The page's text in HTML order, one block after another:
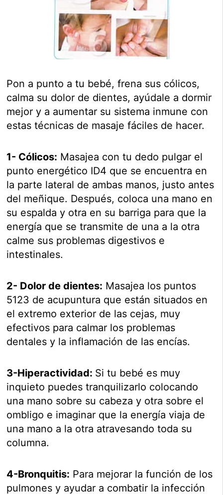
Pon a punto a tu bebé, frena sus cólicos,
calma su dolor de dientes, ayúdale a dormir
mejor y a aumentar su sistema inmune con
estas técnicas de masaje fáciles de hacer.
1- Cólicos: Masajea con tu dedo pulgar el
punto energético ID4 que se encuentra en
la parte lateral de ambas manos, justo antes
del meñique. Después, coloca una mano en
su espalda y otra en su barriga para que la
energía que se transmite de una a la otra
calme sus problemas digestivos e
intestinales.
2- Dolor de dientes: Masajea los puntos
5123 de acupuntura que están situados en
el extremo exterior de las cejas, muy
efectivos para calmar los problemas
dentales y la inflamación de las encías.
3-Hiperactividad: Si tu bebé es muy
inquieto puedes tranquilizarlo colocando
una mano sobre su cabeza y otra sobre el
ombligo e imaginar que la energía viaja de
una mano a la otra atravesando toda su
columna.
4-Bronquitis: Para mejorar la función de los
pulmones y ayudar a combatir la infección